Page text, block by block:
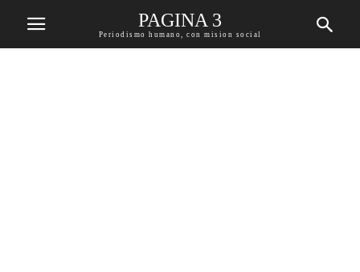
PAGINA 3
Periodismo humano, con mision social